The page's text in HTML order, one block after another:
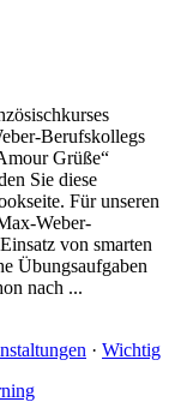
Berufskollegs
Grüße“
Sie diese
Für unseren
Weber-
von smarten
Übungsaufgaben
nach ...
· Wichtig